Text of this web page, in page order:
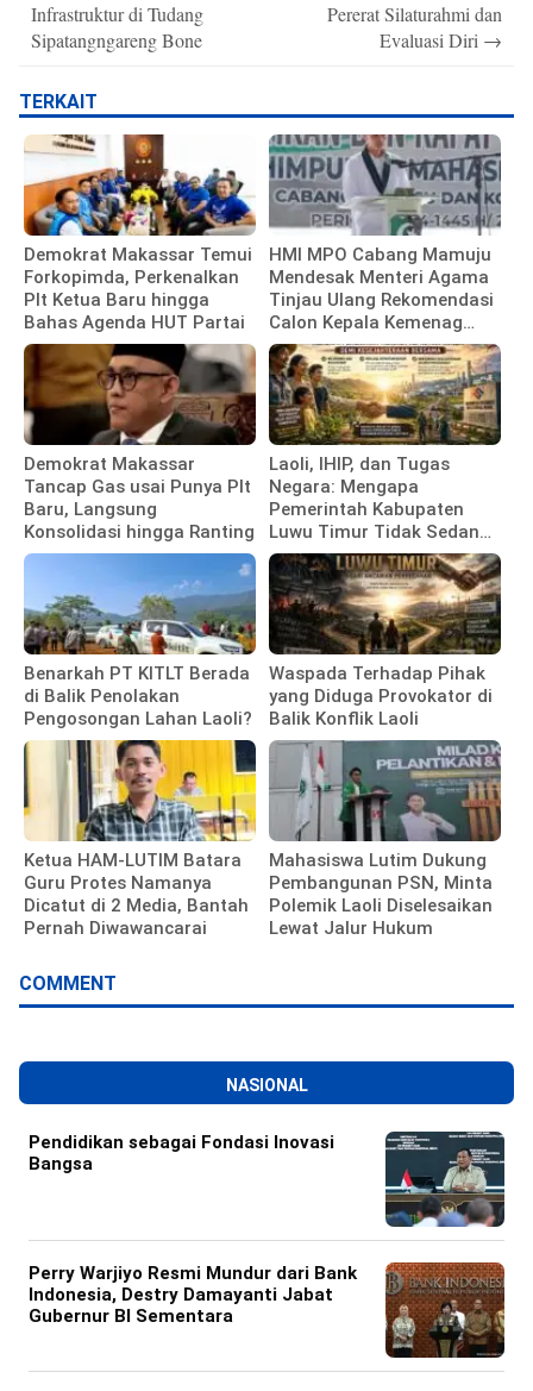
Infrastruktur di Tudang
Sipatangngareng Bone
Pererat Silaturahmi dan
Evaluasi Diri →
TERKAIT
Demokrat Makassar Temui
Forkopimda, Perkenalkan
Plt Ketua Baru hingga
Bahas Agenda HUT Partai
HMI MPO Cabang Mamuju
Mendesak Menteri Agama
Tinjau Ulang Rekomendasi
Calon Kepala Kemenag
Polewali Mandar
Demokrat Makassar
Tancap Gas usai Punya Plt
Baru, Langsung
Konsolidasi hingga Ranting
Laoli, IHIP, dan Tugas
Negara: Mengapa
Pemerintah Kabupaten
Luwu Timur Tidak Sedang
Membela Investor
Benarkah PT KITLT Berada
di Balik Penolakan
Pengosongan Lahan Laoli?
Waspada Terhadap Pihak
yang Diduga Provokator di
Balik Konflik Laoli
Ketua HAM-LUTIM Batara
Guru Protes Namanya
Dicatut di 2 Media, Bantah
Pernah Diwawancarai
Mahasiswa Lutim Dukung
Pembangunan PSN, Minta
Polemik Laoli Diselesaikan
Lewat Jalur Hukum
COMMENT
NASIONAL
Pendidikan sebagai Fondasi Inovasi
Bangsa
Perry Warjiyo Resmi Mundur dari Bank
Indonesia, Destry Damayanti Jabat
Gubernur BI Sementara